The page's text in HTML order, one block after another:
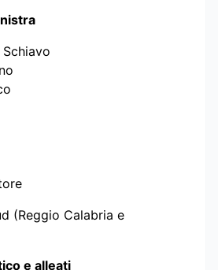
(Reggio Calabria e
e alleati